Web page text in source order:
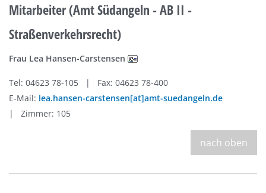
Mitarbeiter (Amt Südangeln - AB II -
Straßenverkehrsrecht)
Frau Lea Hansen-Carstensen
Tel: 04623 78-105 | Fax: 04623 78-400
E-Mail: lea.hansen-carstensen[at]amt-suedangeln.de
| Zimmer: 105
nach oben